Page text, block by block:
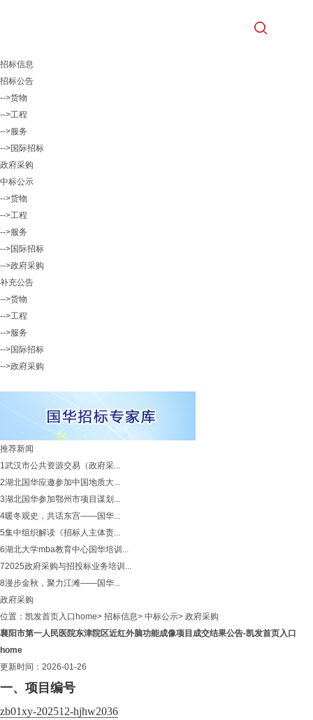
招标信息
招标公告
-->货物
-->工程
-->服务
-->国际招标
政府采购
中标公示
-->货物
-->工程
-->服务
-->国际招标
-->政府采购
补充公告
-->货物
-->工程
-->服务
-->国际招标
-->政府采购
推荐新闻
1武汉市公共资源交易（政府采...
2湖北国华应邀参加中国地质大...
3湖北国华参加鄂州市项目谋划...
4暖冬观史，共话东宫——国华...
5集中组织解读《招标人主体责...
6湖北大学mba教育中心国华培训...
72025政府采购与招投标业务培训...
8漫步金秋，聚力江滩——国华...
政府采购
位置： 凯发首页入口home> 招标信息> 中标公示> 政府采购
襄阳市第一人民医院东津院区近红外脑功能成像项目成交结果公告-凯发首页入口
home
更新时间：2026-01-26
一、项目编号
zb01xy-202512-hjhw2036